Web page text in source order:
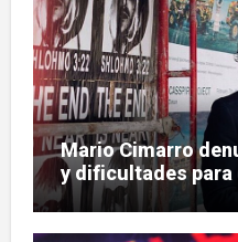
Mario Cimarro
y dificultades para
la actuación